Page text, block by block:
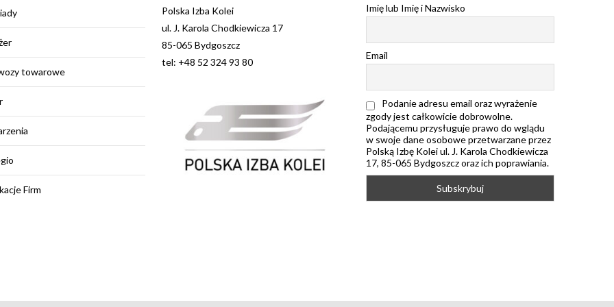
towarowe
Firm
Polska Izba Kolei
ul. J. Karola Chodkiewicza 17
85-065 Bydgoszcz
tel: +48 52 324 93 80
Imię lub Imię i Nazwisko
Email
Podanie adresu email oraz wyrażenie
zgody jest całkowicie dobrowolne.
Podającemu przysługuje prawo do wglądu
w swoje dane osobowe przetwarzane przez
Polską Izbę Kolei ul. J. Karola Chodkiewicza
17, 85-065 Bydgoszcz oraz ich poprawiania.